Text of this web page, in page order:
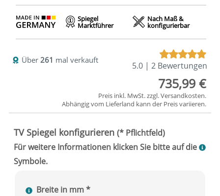
Spiegel
Marktführer
Nach Maß &
konfigurierbar
Über 261 mal verkauft
5.0 | 2 Bewertungen
735,99 €
Preis inkl. MwSt. zzgl.Versandkosten.
Abhängig vom Lieferland kann der Preis variieren.
Breite in mm *